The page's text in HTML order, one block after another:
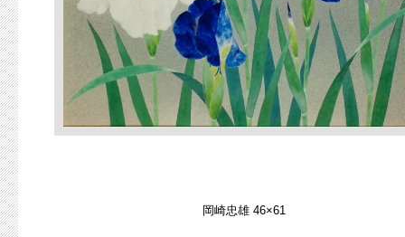
岡崎忠雄 46×61